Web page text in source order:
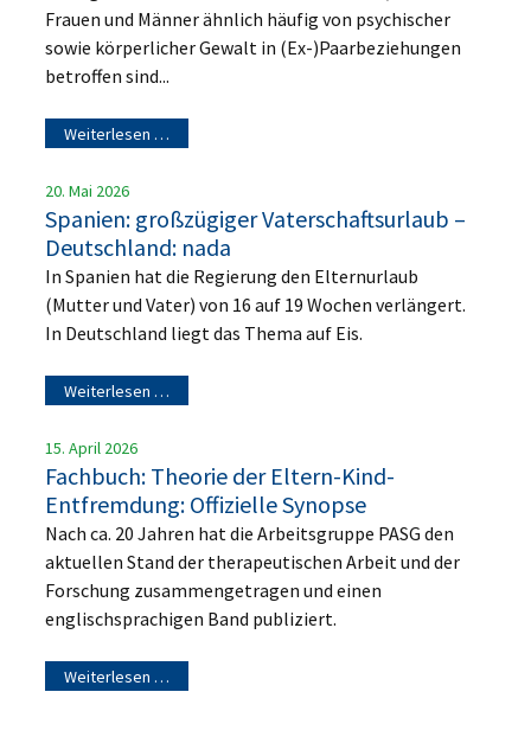
Frauen und Männer ähnlich häufig von psychischer
sowie körperlicher Gewalt in (Ex-)Paarbeziehungen
betroffen sind...
Weiterlesen …
20. Mai 2026
Spanien: großzügiger Vaterschaftsurlaub –
Deutschland: nada
In Spanien hat die Regierung den Elternurlaub
(Mutter und Vater) von 16 auf 19 Wochen verlängert.
In Deutschland liegt das Thema auf Eis.
Weiterlesen …
15. April 2026
Fachbuch: Theorie der Eltern-Kind-
Entfremdung: Offizielle Synopse
Nach ca. 20 Jahren hat die Arbeitsgruppe PASG den
aktuellen Stand der therapeutischen Arbeit und der
Forschung zusammengetragen und einen
englischsprachigen Band publiziert.
Weiterlesen …